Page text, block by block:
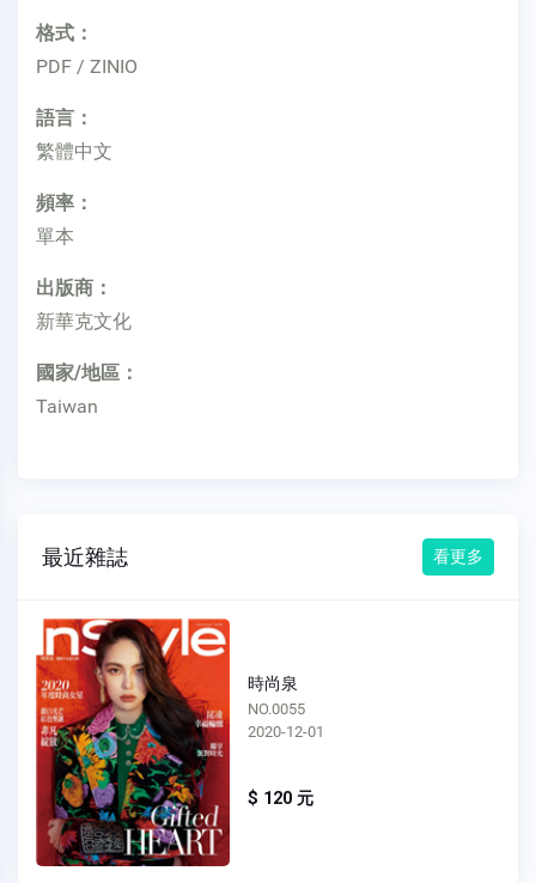
格式：
PDF / ZINIO
語言：
繁體中文
頻率：
單本
出版商：
新華克文化
國家/地區：
Taiwan
最近雜誌 看更多
時尚泉
NO.0055
2020-12-01
$ 120 元